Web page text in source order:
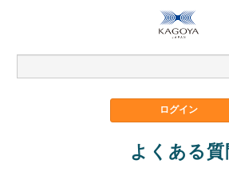
よくある質